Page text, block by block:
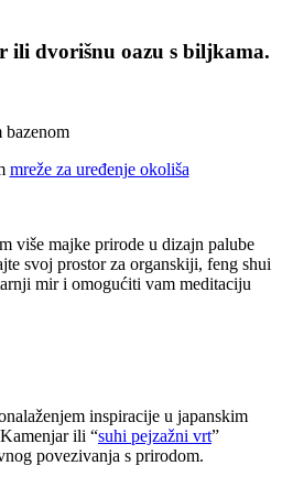
ili dvorišnu oazu s biljkama.
mreže za uređenje okoliša
više majke prirode u dizajn palube
svoj prostor za organskiji, feng shui
mir i omogućiti vam meditaciju
inspiracije u japanskim
ili “suhi pejzažni vrt”
povezivanja s prirodom.